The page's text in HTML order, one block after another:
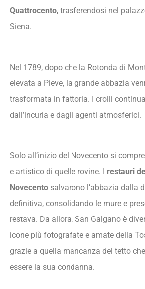
Quattrocento, trasferendosi nel
Siena.
Nel 1789, dopo che la Rotonda di
elevata a Pieve, la grande abbazia
trasformata in fattoria. I crolli
dall’incuria e dagli agenti atmosferici.
Solo all’inizio del Novecento si
e artistico di quelle rovine. I restauri
Novecento salvarono l’abbazia dalla
definitiva, consolidando le mure e
restava. Da allora, San Galgano è
icone più fotografate e amate della
grazie a quella mancanza del tetto
essere la sua condanna.